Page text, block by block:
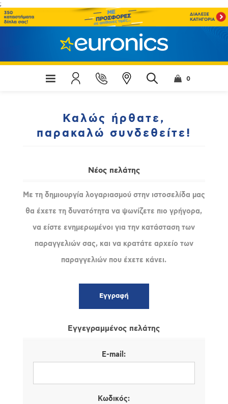
;
0
Καλώς ήρθατε,
παρακαλώ συνδεθείτε!
Νέος πελάτης
Με τη δημιουργία λογαριασμού στην ιστοσελίδα μας
θα έχετε τη δυνατότητα να ψωνίζετε πιο γρήγορα,
να είστε ενημερωμένοι για την κατάσταση των
παραγγελιών σας, και να κρατάτε αρχείο των
παραγγελιών που έχετε κάνει.
Εγγεγραμμένος πελάτης
E-mail:
Κωδικός: